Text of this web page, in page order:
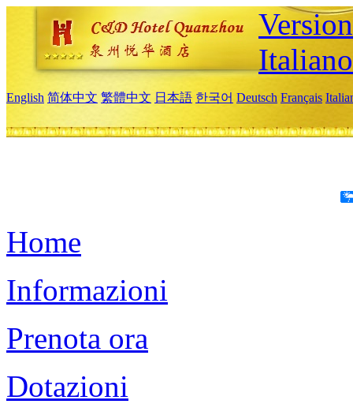
Italiano
English 简体中文 繁體中文 日本語 한국어 Deutsch Français
Home
Informazioni
Prenota ora
Dotazioni